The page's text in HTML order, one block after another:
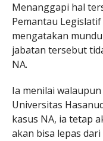
Menanggapi hal
Pemantau
mengatakan
jabatan tersebut
NA.
Ia menilai
Universitas
kasus NA, ia tetap
akan bisa lepas